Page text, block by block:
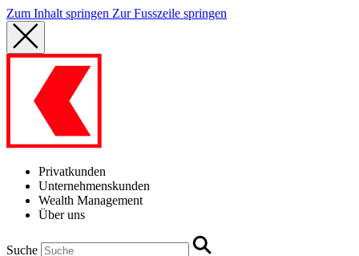
Zum Inhalt springen Zur Fusszeile springen
Privatkunden
Unternehmenskunden
Wealth Management
Über uns
Suche